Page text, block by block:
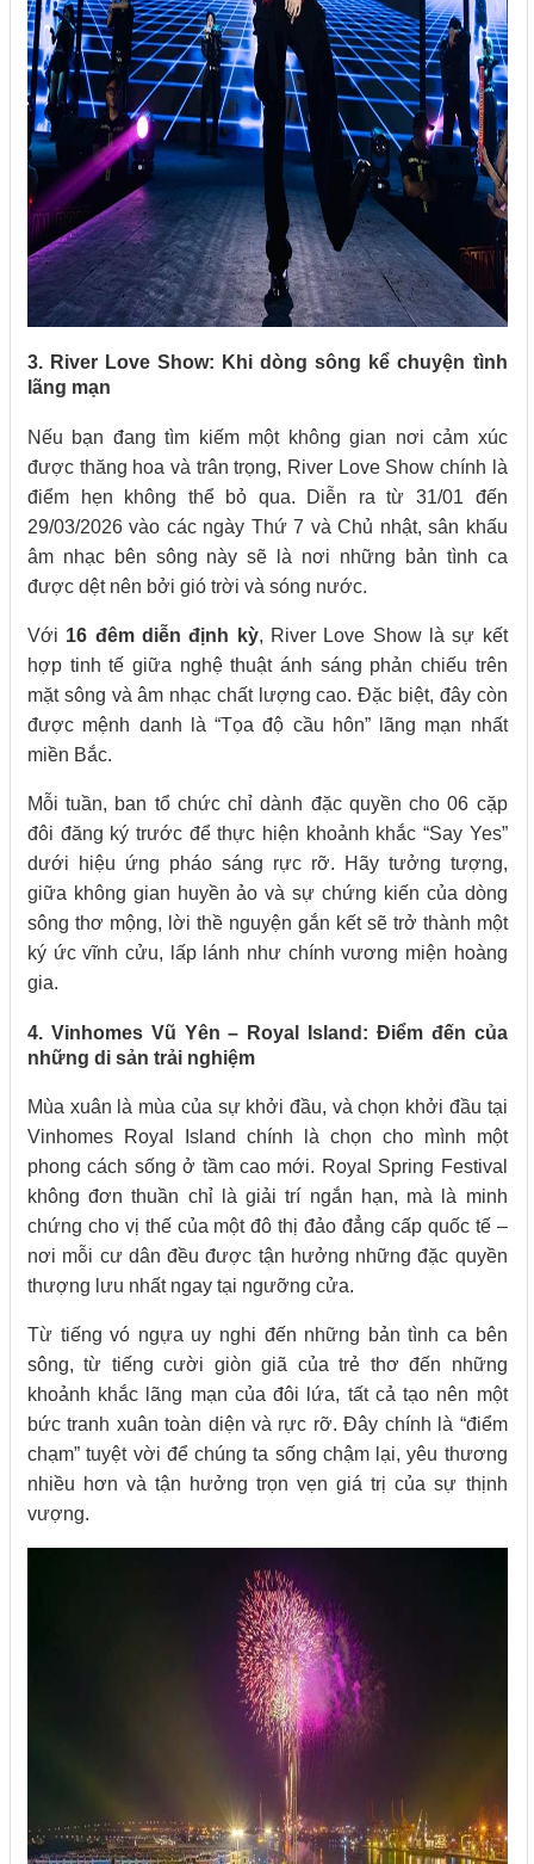
3. River Love Show: Khi dòng sông kể chuyện tình
lãng mạn
Nếu bạn đang tìm kiếm một không gian nơi cảm xúc
được thăng hoa và trân trọng, River Love Show chính là
điểm hẹn không thể bỏ qua. Diễn ra từ 31/01 đến
29/03/2026 vào các ngày Thứ 7 và Chủ nhật, sân khấu
âm nhạc bên sông này sẽ là nơi những bản tình ca
được dệt nên bởi gió trời và sóng nước.
Với 16 đêm diễn định kỳ, River Love Show là sự kết
hợp tinh tế giữa nghệ thuật ánh sáng phản chiếu trên
mặt sông và âm nhạc chất lượng cao. Đặc biệt, đây còn
được mệnh danh là “Tọa độ cầu hôn” lãng mạn nhất
miền Bắc.
Mỗi tuần, ban tổ chức chỉ dành đặc quyền cho 06 cặp
đôi đăng ký trước để thực hiện khoảnh khắc “Say Yes”
dưới hiệu ứng pháo sáng rực rỡ. Hãy tưởng tượng,
giữa không gian huyền ảo và sự chứng kiến của dòng
sông thơ mộng, lời thề nguyện gắn kết sẽ trở thành một
ký ức vĩnh cửu, lấp lánh như chính vương miện hoàng
gia.
4. Vinhomes Vũ Yên – Royal Island: Điểm đến của
những di sản trải nghiệm
Mùa xuân là mùa của sự khởi đầu, và chọn khởi đầu tại
Vinhomes Royal Island chính là chọn cho mình một
phong cách sống ở tầm cao mới. Royal Spring Festival
không đơn thuần chỉ là giải trí ngắn hạn, mà là minh
chứng cho vị thế của một đô thị đảo đẳng cấp quốc tế –
nơi mỗi cư dân đều được tận hưởng những đặc quyền
thượng lưu nhất ngay tại ngưỡng cửa.
Từ tiếng vó ngựa uy nghi đến những bản tình ca bên
sông, từ tiếng cười giòn giã của trẻ thơ đến những
khoảnh khắc lãng mạn của đôi lứa, tất cả tạo nên một
bức tranh xuân toàn diện và rực rỡ. Đây chính là “điểm
chạm” tuyệt vời để chúng ta sống chậm lại, yêu thương
nhiều hơn và tận hưởng trọn vẹn giá trị của sự thịnh
vượng.